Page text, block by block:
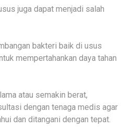
juga dapat menjadi salah
bakteri baik di usus
mempertahankan daya tahan
atau semakin berat,
dengan tenaga medis agar
dan ditangani dengan tepat.